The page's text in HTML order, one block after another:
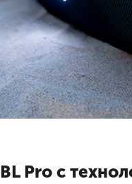
Pro с